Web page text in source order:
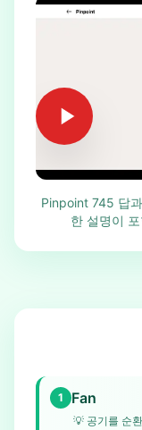
Pinpoint 745 답
한 설명이
1 Fan
💡 공기를 순